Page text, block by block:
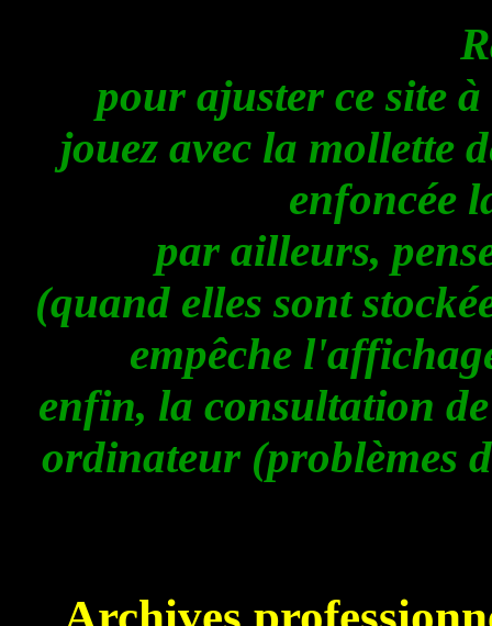
pour ajuster ce site
jouez avec la mollette
enfoncée
par ailleurs,
(quand elles sont
empêche
enfin, la consultation
ordinateur (problèmes